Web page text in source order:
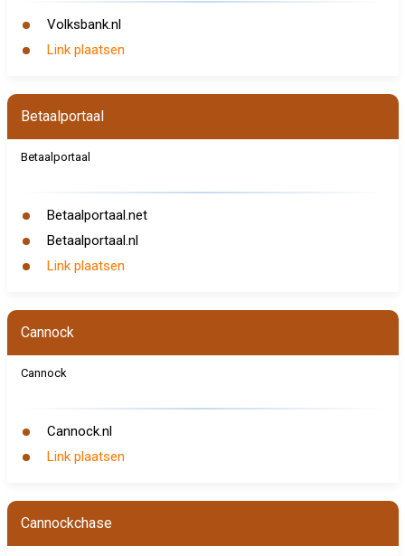
Volksbank.nl
Link plaatsen
Betaalportaal
Betaalportaal
Betaalportaal.net
Betaalportaal.nl
Link plaatsen
Cannock
Cannock
Cannock.nl
Link plaatsen
Cannockchase